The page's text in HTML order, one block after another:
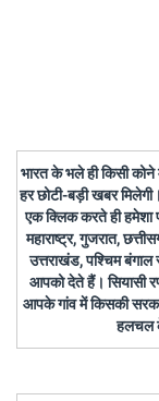
भारत के भले ही किसी
हर छोटी-बड़ी खबर
एक क्लिक करते ही हमेशा
महाराष्ट्र, गुजरात,
उत्तराखंड, पश्चिम बंगाल
आपको देते हैं। सियासी
आपके गांव में किसकी
हलचल